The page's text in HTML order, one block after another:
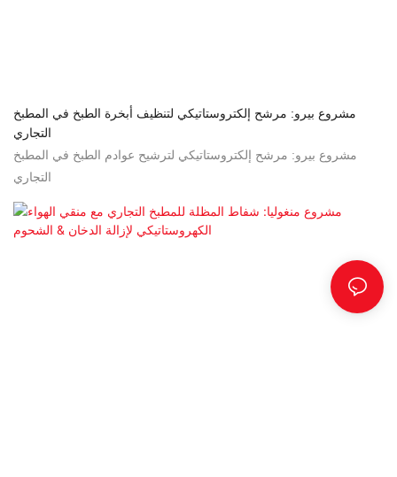
مشروع بيرو: مرشح إلكتروستاتيكي لتنظيف أبخرة الطبخ في المطبخ
التجاري
مشروع بيرو: مرشح إلكتروستاتيكي لترشيح عوادم الطبخ في المطبخ
التجاري